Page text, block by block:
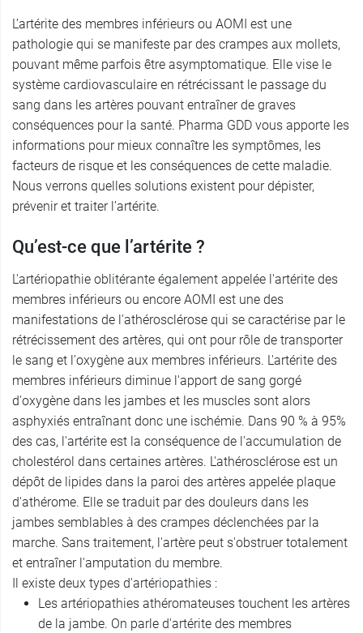
L’artérite des membres inférieurs ou AOMI est une
pathologie qui se manifeste par des crampes aux mollets,
pouvant même parfois être asymptomatique. Elle vise le
système cardiovasculaire en rétrécissant le passage du
sang dans les artères pouvant entraîner de graves
conséquences pour la santé. Pharma GDD vous apporte les
informations pour mieux connaître les symptômes, les
facteurs de risque et les conséquences de cette maladie.
Nous verrons quelles solutions existent pour dépister,
prévenir et traiter l’artérite.
Qu’est-ce que l’artérite ?
L'artériopathie oblitérante également appelée l'artérite des
membres inférieurs ou encore AOMI est une des
manifestations de l'athérosclérose qui se caractérise par le
rétrécissement des artères, qui ont pour rôle de transporter
le sang et l'oxygène aux membres inférieurs. L'artérite des
membres inférieurs diminue l'apport de sang gorgé
d'oxygène dans les jambes et les muscles sont alors
asphyxiés entraînant donc une ischémie. Dans 90 % à 95%
des cas, l'artérite est la conséquence de l'accumulation de
cholestérol dans certaines artères. L'athérosclérose est un
dépôt de lipides dans la paroi des artères appelée plaque
d'athérome. Elle se traduit par des douleurs dans les
jambes semblables à des crampes déclenchées par la
marche. Sans traitement, l'artère peut s'obstruer totalement
et entraîner l'amputation du membre.
Il existe deux types d'artériopathies :
Les artériopathies athéromateuses touchent les artères
de la jambe. On parle d'artérite des membres